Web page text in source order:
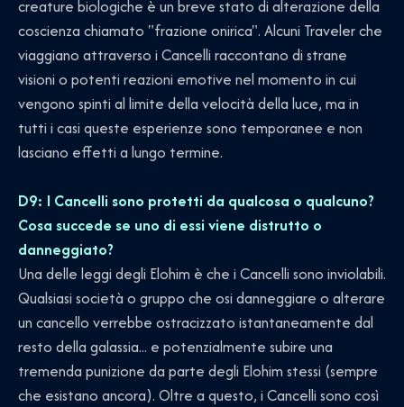
creature biologiche è un breve stato di alterazione della
coscienza chiamato "frazione onirica". Alcuni Traveler che
viaggiano attraverso i Cancelli raccontano di strane
visioni o potenti reazioni emotive nel momento in cui
vengono spinti al limite della velocità della luce, ma in
tutti i casi queste esperienze sono temporanee e non
lasciano effetti a lungo termine.
D9: I Cancelli sono protetti da qualcosa o qualcuno?
Cosa succede se uno di essi viene distrutto o
danneggiato?
Una delle leggi degli Elohim è che i Cancelli sono inviolabili.
Qualsiasi società o gruppo che osi danneggiare o alterare
un cancello verrebbe ostracizzato istantaneamente dal
resto della galassia... e potenzialmente subire una
tremenda punizione da parte degli Elohim stessi (sempre
che esistano ancora). Oltre a questo, i Cancelli sono così